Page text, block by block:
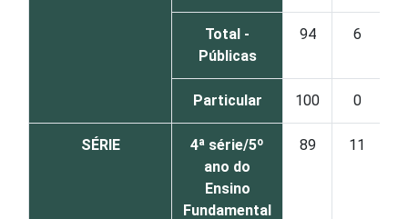
Total -
Públicas
94 6
Particular 100 0
SÉRIE
4ª série/5º
ano do
Ensino
Fundamental
89 11